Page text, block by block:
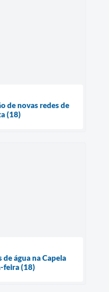
de novas redes de
(18)
água na Capela
feira (18)